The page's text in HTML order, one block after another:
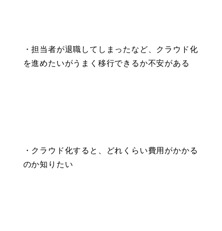
・担当者が退職してしまったなど、クラウド化
を進めたいがうまく移行できるか不安がある
・クラウド化すると、どれくらい費用がかかる
のか知りたい